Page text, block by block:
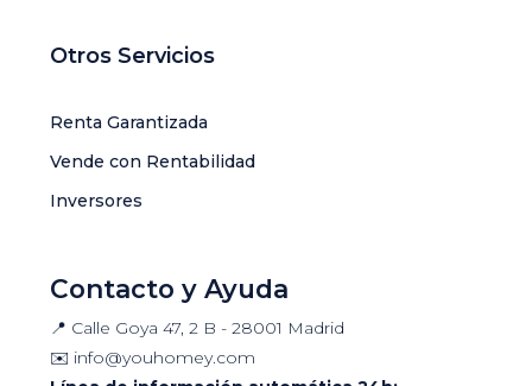
Otros Servicios
Renta Garantizada
Vende con Rentabilidad
Inversores
Contacto y Ayuda
📍 Calle Goya 47, 2 B - 28001 Madrid
✉️ info@youhomey.com